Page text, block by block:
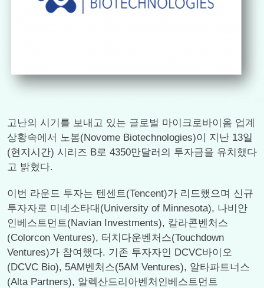
고난의 시기를 보내고 있는 글로벌 마이크로바이옴 업계
상황속에서 노봄(Novome Biotechnologies)이 지난 13일
(현지시간) 시리즈 B로 4350만달러의 투자금을 유치했다
고 밝혔다.
이번 라운드 투자는 텐센트(Tencent)가 리드했으며 신규
투자자로 미네소타대(University of Minnesota), 나비안
인베스트먼트(Navian Investments), 칼라콘벤처스
(Colorcon Ventures), 터치다운벤처스(Touchdown
Ventures)가 참여했다. 기존 투자자인 DCVC바이오
(DCVC Bio), 5AM벤처스(5AM Ventures), 알타파트너스
(Alta Partners), 알렉산드리아벤처인베스트먼트